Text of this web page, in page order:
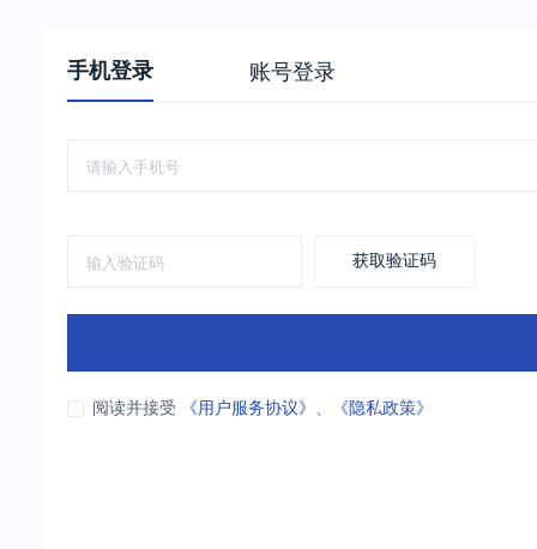
手机登录 账号登录
获取验证码
阅读并接受 《用户服务协议》 、 《隐私政策》